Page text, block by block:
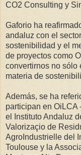
CO2 Consulting y
Gaforio ha
andaluz con el
sostenibilidad y el
de proyectos como
convertirnos no sólo
materia de
Además, se ha
participan en OiLCA
el Instituto Andaluz
Valorizaçio de
AgroIndustrielle del
Toulouse y la